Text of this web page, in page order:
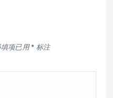
填项已用* 标注